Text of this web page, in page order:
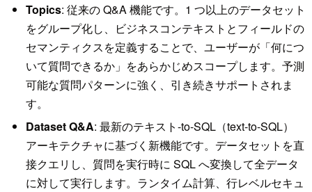
Topics: 従来の Q&A 機能です。1 つ以上のデータセット
をグループ化し、ビジネスコンテキストとフィールドの
セマンティクスを定義することで、ユーザーが「何につ
いて質問できるか」をあらかじめスコープします。予測
可能な質問パターンに強く、引き続きサポートされま
す。
Dataset Q&A: 最新のテキスト-to-SQL（text-to-SQL）
アーキテクチャに基づく新機能です。データセットを直
接クエリし、質問を実行時に SQL へ変換して全データ
に対して実行します。ランタイム計算、行レベルセキュ